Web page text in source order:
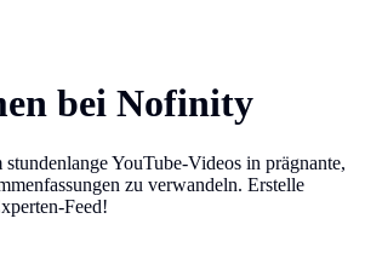
bei Nofinity
YouTube-Videos in prägnante,
zu verwandeln. Erstelle
Feed!